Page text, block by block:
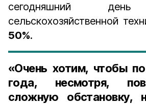
сегодняшний день
сельскохозяйственной
50%.
«Очень хотим, чтобы
года, несмотря,
сложную обстановку,